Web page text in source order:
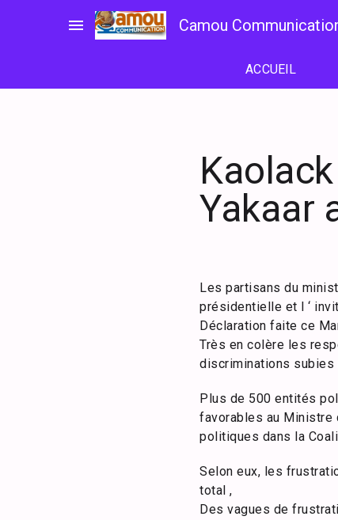
menu Camou
ACCUEIL
Yakaar
Les partisans du
présidentielle et l ‘
Déclaration faite ce
Très en colère les
discriminations subies
Plus de 500 entités
favorables au Ministre
politiques dans la
Selon eux, les
total ,
Des vagues de